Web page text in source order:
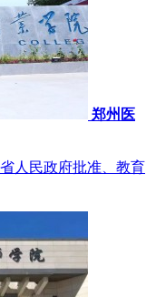
郑州医
人民政府批准、教育